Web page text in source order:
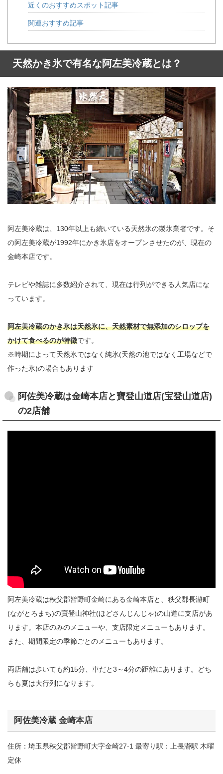
近くのおすすめスポット記事
関連おすすめ記事
天然かき氷で有名な阿左美冷蔵とは？
阿左美冷蔵は、130年以上も続いている天然氷の製氷業者です。そ
の阿左美冷蔵が1992年にかき氷店をオープンさせたのが、現在の
金崎本店です。
テレビや雑誌に多数紹介されて、現在は行列ができる人気店にな
っています。
阿左美冷蔵のかき氷は天然氷に、天然素材で無添加のシロップを
かけて食べるのが特徴です。
※時期によって天然氷ではなく純氷(天然の池ではなく工場などで
作った氷)の場合もあります
阿佐美冷蔵は金崎本店と寶登山道店(宝登山道店)
の2店舗
阿左美冷蔵は秩父郡皆野町金崎にある金崎本店と、秩父郡長瀞町
(ながとろまち)の寶登山神社(ほどさんじんじゃ)の山道に支店があ
ります。本店のみのメニューや、支店限定メニューもあります。
また、期間限定の季節ごとのメニューもあります。
両店舗は歩いても約15分、車だと3～4分の距離にあります。どち
らも夏は大行列になります。
阿佐美冷蔵 金崎本店
住所：埼玉県秩父郡皆野町大字金崎27-1 最寄り駅：上長瀞駅 木曜
定休